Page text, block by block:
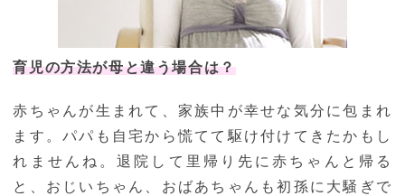
育児の方法が母と違う場合は？
赤ちゃんが生まれて、家族中が幸せな気分に包まれ
ます。パパも自宅から慌てて駆け付けてきたかもし
れませんね。退院して里帰り先に赤ちゃんと帰る
と、おじいちゃん、おばあちゃんも初孫に大騒ぎで